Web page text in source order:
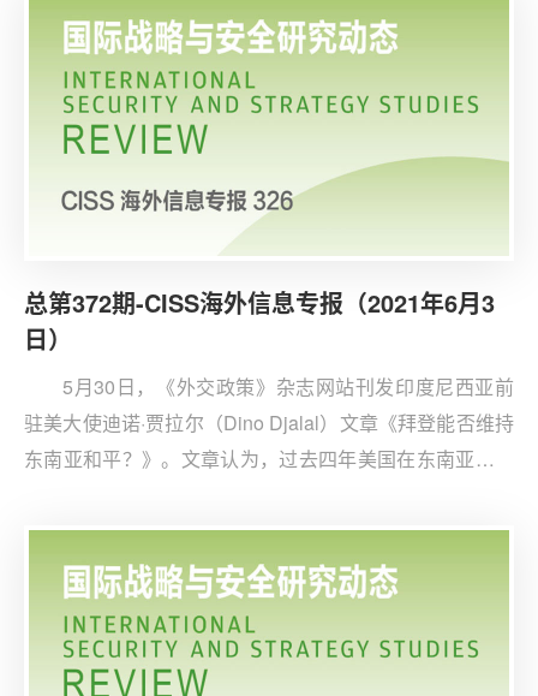
总第372期-CISS海外信息专报（2021年6月3
日）
5月30日，《外交政策》杂志网站刊发印度尼西亚前
驻美大使迪诺·贾拉尔（Dino Djalal）文章《拜登能否维持
东南亚和平？》。文章认为，过去四年美国在东南亚的外
地区合作倡议，对地区多边机制的参与度较低。